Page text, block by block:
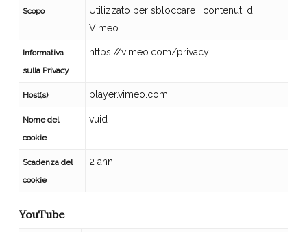
Scopo
Utilizzato per sbloccare i contenuti di
Vimeo.
Informativa
sulla Privacy
https://vimeo.com/privacy
Host(s) player.vimeo.com
Nome del
cookie
vuid
Scadenza del
cookie
2 anni
YouTube